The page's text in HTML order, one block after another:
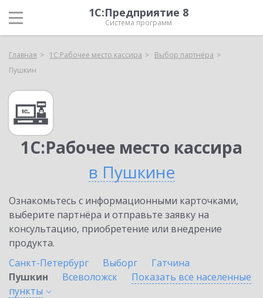
1С:Предприятие 8
Система программ
Главная 1С:Рабочее место кассира
Выбор партнёра
Пушкин
1С:Рабочее место кассира
в Пушкине
Ознакомьтесь с информационными карточками,
выберите партнёра и отправьте заявку на
консультацию, приобретение или внедрение
продукта.
Санкт-Петербург
Выборг
Гатчина
Пушкин
Всеволожск
Показать все населенные
пункты